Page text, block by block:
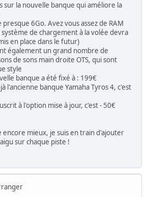
sur la nouvelle banque qui améliore la
6Go. Avez vous assez de RAM
de chargement à la volée devra
en place dans le futur)
également un grand nombre de
de sons main droite OTS, qui sont
style
banque a été fixé à : 199€
l'ancienne banque Yamaha Tyros 4, c'est
à l'option mise à jour, c'est - 50€
encore mieux, je suis en train d'ajouter
sur chaque piste !